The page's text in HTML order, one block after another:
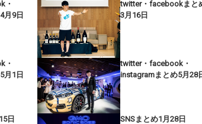
・
月9日
twitter・facebookまと
3月16日
・
月1日
twitter・facebook・
instagramまとめ5月28
日 SNSまとめ1月28日